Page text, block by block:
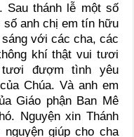
Sau thánh lễ một số
anh chị em tín hữu
với các cha, các
khí thật vui tươi
đượm tình yêu
Chúa. Và anh em
Giáo phận Ban Mê
Nguyện xin Thánh
nguyện giúp cho cha